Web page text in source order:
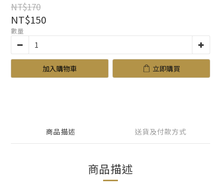
NT$170
NT$150
數量
加入購物車 立即購買
商品描述 送貨及付款方式
商品描述